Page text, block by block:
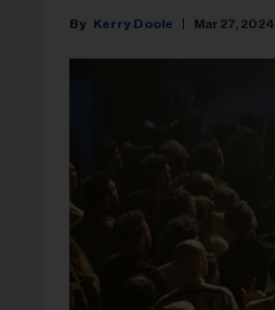
Kerry Doole Mar 27, 2024